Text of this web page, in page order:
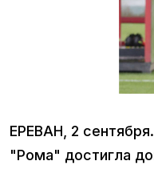
ЕРЕВАН, 2
"Рома" достигла